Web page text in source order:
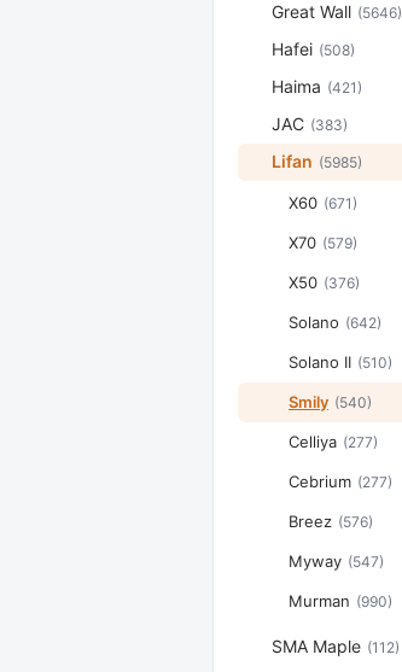
Great Wall (5646)
Hafei (508)
Haima (421)
JAC (383)
Lifan (5985)
X60 (671)
X70 (579)
X50 (376)
Solano (642)
Solano II (510)
Smily (540)
Celliya (277)
Cebrium (277)
Breez (576)
Myway (547)
Murman (990)
SMA Maple (112)